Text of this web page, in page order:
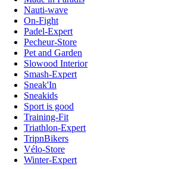
Nauti-wave
On-Fight
Padel-Expert
Pecheur-Store
Pet and Garden
Slowood Interior
Smash-Expert
Sneak'In
Sneakids
Sport is good
Training-Fit
Triathlon-Expert
TripnBikers
Vélo-Store
Winter-Expert